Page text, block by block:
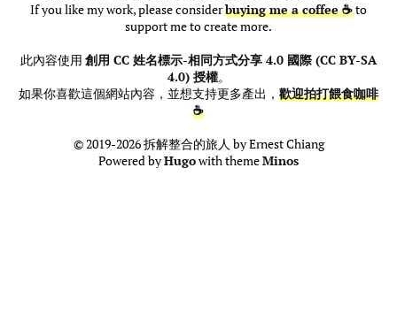
If you like my work, please considerbuying me a coffee ☕to
support me to create more.
此內容使用 創用 CC 姓名標示-相同方式分享 4.0 國際 (CC BY-SA
4.0) 授權。
如果你喜歡這個網站內容，並想支持更多產出， 歡迎拍打餵食咖啡
☕
© 2019-2026 拆解整合的旅人 by Ernest Chiang
Powered byHugowith themeMinos